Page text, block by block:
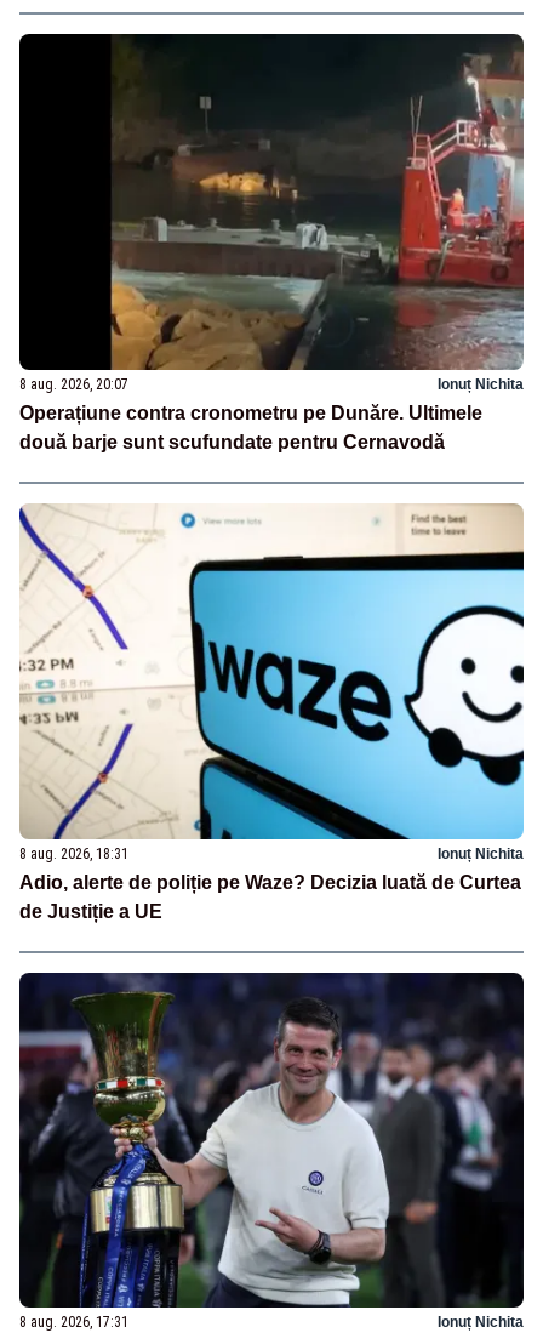
8 aug. 2026, 20:07 Ionuț Nichita
Operațiune contra cronometru pe Dunăre. Ultimele
două barje sunt scufundate pentru Cernavodă
8 aug. 2026, 18:31 Ionuț Nichita
Adio, alerte de poliție pe Waze? Decizia luată de Curtea
de Justiție a UE
8 aug. 2026, 17:31 Ionuț Nichita